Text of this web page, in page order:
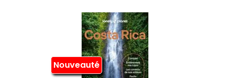
Nouveauté